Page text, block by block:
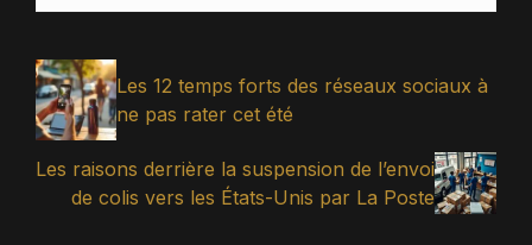
Les 12 temps forts des réseaux sociaux à
ne pas rater cet été
Les raisons derrière la suspension de l’envoi
de colis vers les États-Unis par La Poste